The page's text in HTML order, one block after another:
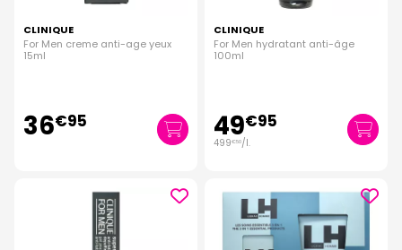
CLINIQUE
For Men creme anti-age yeux
15ml
36€95
CLINIQUE
For Men hydratant anti-âge
100ml
49€95
499€50/l.